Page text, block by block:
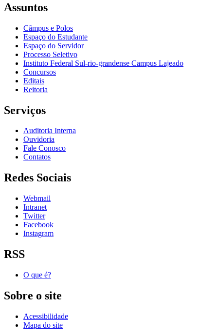
Assuntos
Câmpus e Polos
Espaço do Estudante
Espaço do Servidor
Processo Seletivo
Instituto Federal Sul-rio-grandense Campus Lajeado
Concursos
Editais
Reitoria
Serviços
Auditoria Interna
Ouvidoria
Fale Conosco
Contatos
Redes Sociais
Webmail
Intranet
Twitter
Facebook
Instagram
RSS
O que é?
Sobre o site
Acessibilidade
Mapa do site